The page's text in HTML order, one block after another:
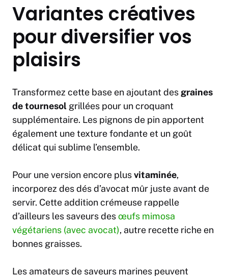
Variantes créatives
pour diversifier vos
plaisirs
Transformez cette base en ajoutant des graines
de tournesol grillées pour un croquant
supplémentaire. Les pignons de pin apportent
également une texture fondante et un goût
délicat qui sublime l’ensemble.
Pour une version encore plusvitaminée,
incorporez des dés d’avocat mûr juste avant de
servir. Cette addition crémeuse rappelle
d’ailleurs les saveurs desœufs mimosa
végétariens (avec avocat), autre recette riche en
bonnes graisses.
Les amateurs de saveurs marines peuvent